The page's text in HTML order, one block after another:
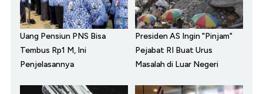
Uang Pensiun PNS Bisa
Tembus Rp1 M, Ini
Penjelasannya
Presiden AS Ingin "Pinjam"
Pejabat RI Buat Urus
Masalah di Luar Negeri